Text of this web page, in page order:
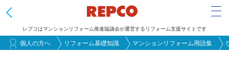
レプコはマンションリフォーム推進協議会が運営するリフォーム支援サイトです
個人の方へ リフォーム基礎知識 マンションリフォーム用語集